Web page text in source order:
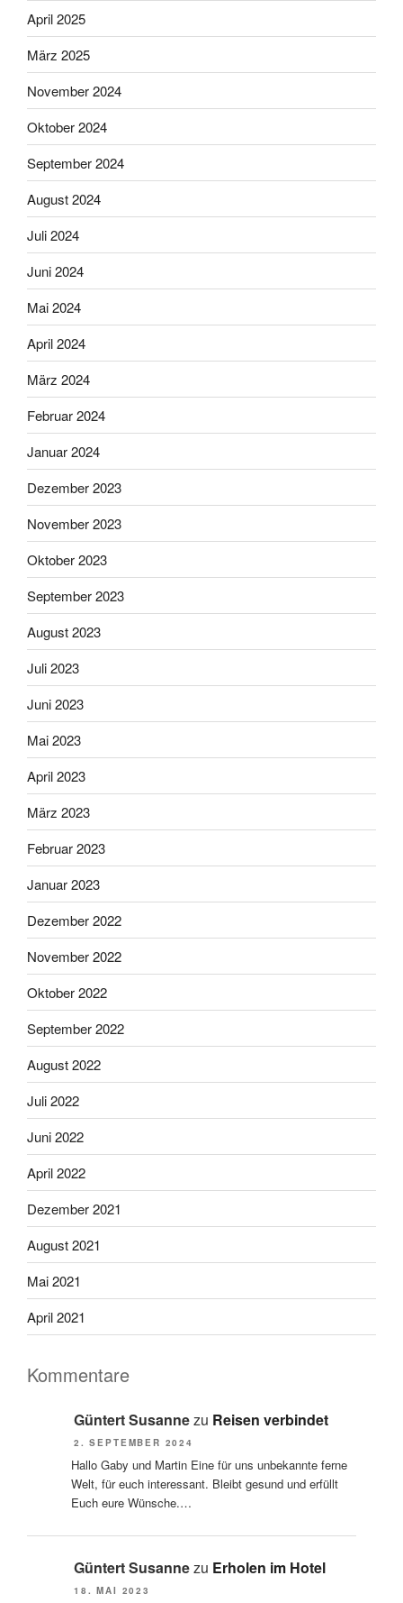
April 2025
März 2025
November 2024
Oktober 2024
September 2024
August 2024
Juli 2024
Juni 2024
Mai 2024
April 2024
März 2024
Februar 2024
Januar 2024
Dezember 2023
November 2023
Oktober 2023
September 2023
August 2023
Juli 2023
Juni 2023
Mai 2023
April 2023
März 2023
Februar 2023
Januar 2023
Dezember 2022
November 2022
Oktober 2022
September 2022
August 2022
Juli 2022
Juni 2022
April 2022
Dezember 2021
August 2021
Mai 2021
April 2021
Kommentare
Güntert Susannezu Reisen verbindet
2. SEPTEMBER 2024
Hallo Gaby und Martin Eine für uns unbekannte ferne
Welt, für euch interessant. Bleibt gesund und erfüllt
Euch eure Wünsche.…
Güntert Susannezu Erholen im Hotel
18. MAI 2023